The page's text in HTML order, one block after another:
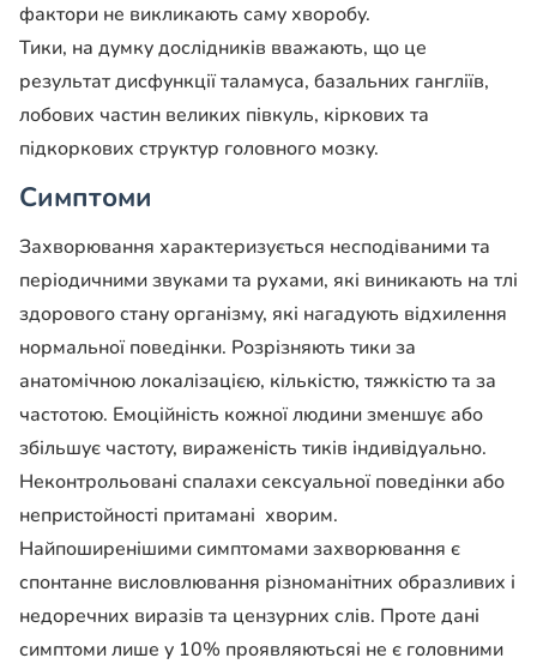
фактори не викликають саму хворобу.
Тики, на думку дослідників вважають, що це
результат дисфункції таламуса, базальних гангліїв,
лобових частин великих півкуль, кіркових та
підкоркових структур головного мозку.
Симптоми
Захворювання характеризується несподіваними та
періодичними звуками та рухами, які виникають на тлі
здорового стану організму, які нагадують відхилення
нормальної поведінки. Розрізняють тики за
анатомічною локалізацією, кількістю, тяжкістю та за
частотою. Емоційність кожної людини зменшує або
збільшує частоту, вираженість тиків індивідуально.
Неконтрольовані спалахи сексуальної поведінки або
непристойності притамані хворим.
Найпоширенішими симптомами захворювання є
спонтанне висловлювання різноманітних образливих і
недоречних виразів та цензурних слів. Проте дані
симптоми лише у 10% проявляютьсяі не є головними